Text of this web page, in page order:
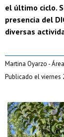
el último ciclo.
presencia del
diversas
Martina Oyarzo -
Publicado el viernes